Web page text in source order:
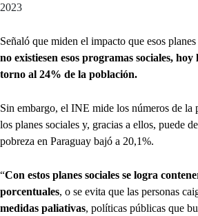
2023
Señaló que miden el impacto que esos
no existiesen esos programas sociales,
torno al 24% de la población.
Sin embargo, el INE mide los números de la
los planes sociales y, gracias a ellos, puede
pobreza en Paraguay bajó a 20,1%.
“Con estos planes sociales se logra
porcentuales, o se evita que las personas
medidas paliativas, políticas públicas que